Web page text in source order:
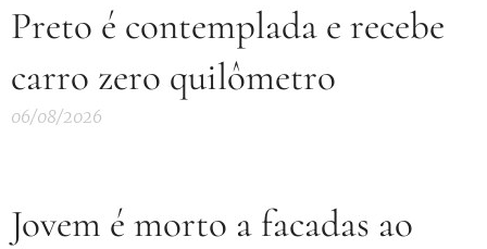
Preto é contemplada e recebe
carro zero quilômetro
06/08/2026
Jovem é morto a facadas ao